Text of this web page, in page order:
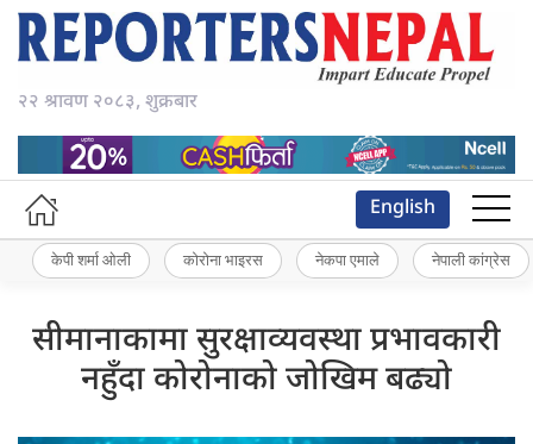
२२ श्रावण २०८३, शुक्रबार
English
केपी शर्मा ओली कोरोना भाइरस नेकपा एमाले नेपाली कांग्रेस
सीमानाकामा सुरक्षाव्यवस्था प्रभावकारी
नहुँदा कोरोनाको जोखिम बढ्यो